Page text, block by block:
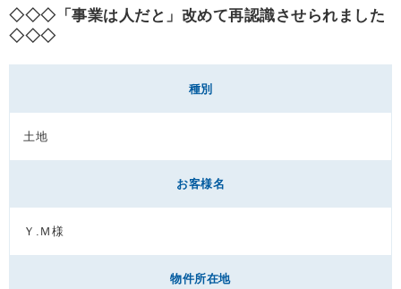
◇◇◇「事業は人だと」改めて再認識させられました
◇◇◇
種別
土地
お客様名
Ｙ.Ｍ様
物件所在地